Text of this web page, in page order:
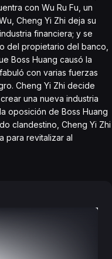
con Wu Ru Fu, un
Cheng Yi Zhi deja su
financiera; y se
del propietario del banco,
Boss Huang causó la
con varias fuerzas
Cheng Yi Zhi decide
una nueva industria
oposición de Boss Huang
clandestino, Cheng Yi Zhi
para revitalizar al